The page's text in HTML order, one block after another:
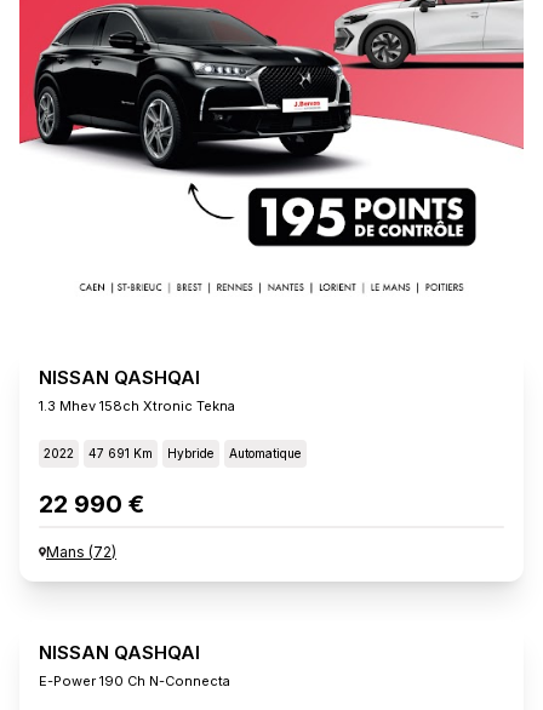
NISSAN QASHQAI
1.3 Mhev 158ch Xtronic Tekna
2022 47 691 Km Hybride Automatique
22 990 €
Mans (72)
NISSAN QASHQAI
E-Power 190 Ch N-Connecta